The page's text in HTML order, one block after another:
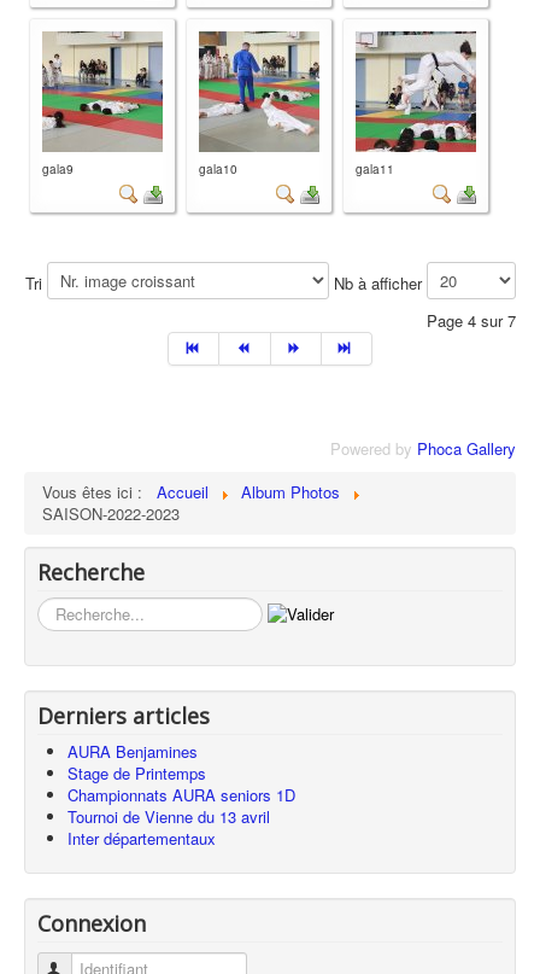
gala9 gala10 gala11
Tri
Nb à afficher
Page 4 sur 7
Powered by Phoca Gallery
Vous êtes ici :
Accueil
Album Photos
SAISON-2022-2023
Recherche
Rechercher
Derniers articles
AURA Benjamines
Stage de Printemps
Championnats AURA seniors 1D
Tournoi de Vienne du 13 avril
Inter départementaux
Connexion
Identifiant